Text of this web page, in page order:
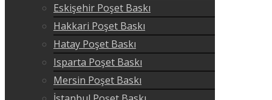
Eskişehir Poşet Baskı
Hakkari Poşet Baskı
Hatay Poşet Baskı
Isparta Poşet Baskı
Mersin Poşet Baskı